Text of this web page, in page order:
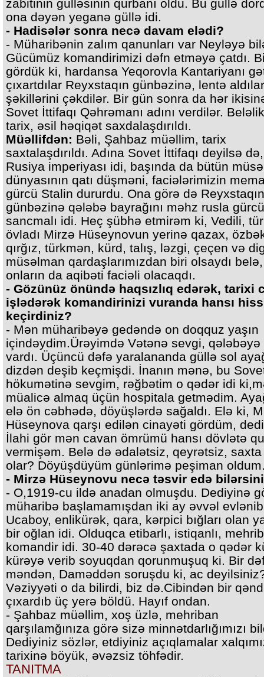
zabitinin gülləsinin qurbanı oldu. Bu güllə
ona dəyən yeganə güllə idi.
- Hadisələr sonra necə davam elədi?
- Müharibənin zalım qanunları var Neyləyə
Gücümüz komandirimizi dəfn etməyə çatdı.
gördük ki, hardansa Yeqorovla Kantariyanı
çıxartdılar Reyxstaqın günbəzinə, lentə
şəkillərini çəkdilər. Bir gün sonra da hər
Sovet İttifaqı Qəhrəmanı adını verdilər.
tarix, əsil həqiqət saxdalaşdırıldı.
Müəllifdən: Bəli, Şahbaz müəllim, tarix
saxtalaşdırıldı. Adına Sovet İttifaqı deyilsə
Rusiya imperiyası idi, başında da bütün
dünyasının qatı düşməni, faciələrimizin
gürcü Stalin dururdu. Ona görə də Reyxstaqın
günbəzinə qələbə bayrağını məhz rusla gürcü
sancmalı idi. Heç şübhə etmirəm ki, Vedili,
övladı Mirzə Hüseynovun yerinə qazax,
qırğız, türkmən, kürd, talış, ləzgi, çeçen və
müsəlman qardaşlarımızdan biri olsaydı belə,
onların da aqibəti faciəli olacaqdı.
- Gözünüz önündə haqsızlıq edərək, tarixi
işlədərək komandirinizi vuranda hansı
keçirdiniz?
- Mən müharibəyə gedəndə on doqquz yaşın
içindəydim.Ürəyimdə Vətənə sevgi, qələbəyə
vardı. Üçüncü dəfə yaralananda güllə sol
dizdən deşib keçmişdi. İnanın mənə, bu
hökumətinə sevgim, rəğbətim o qədər idi
müalicə almaq üçün hospitala getmədim.
elə ön cəbhədə, döyüşlərdə sağaldı. Elə ki,
Hüseynova qarşı edilən cinayəti gördüm,
İlahi gör mən cavan ömrümü hansı dövlətə
vermişəm. Belə də ədalətsiz, qeyrətsiz,
olar? Döyüşdüyüm günlərimə peşiman
- Mirzə Hüseynovu necə təsvir edə
- O,1919-cu ildə anadan olmuşdu. Dediyinə
müharibə başlamamışdan iki ay əvvəl
Ucaboy, enlikürək, qara, kərpici bığları olan
bir oğlan idi. Olduqca etibarlı, istiqanlı,
komandir idi. 30-40 dərəcə şaxtada o qədər
kürəyə verib soyuqdan qorunmuşuq ki. Bir
məndən, Daməddən soruşdu ki, ac
Vəziyyəti o da bilirdi, biz də.Cibindən bir qənd
çıxardıb üç yerə böldü. Hayıf ondan.
- Şahbaz müəllim, xoş üzlə, mehriban
qarşılamğınıza görə sizə minnətdarlığımızı
Dediyiniz sözlər, etdiyiniz açıqlamalar
tarixinə böyük, əvəzsiz töhfədir.
TANITMA